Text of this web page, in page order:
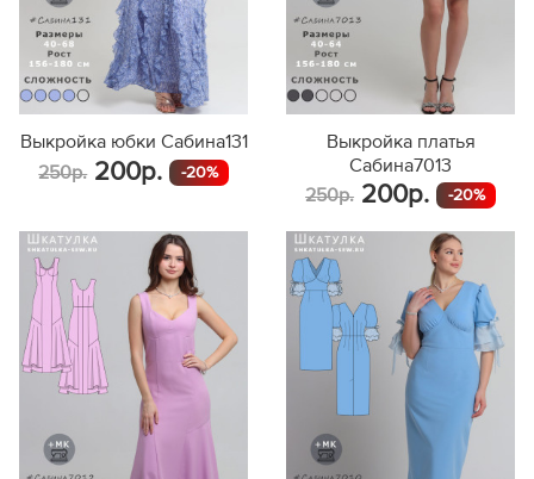
Выкройка юбки Сабина131
250р. 200р. -20%
Выкройка платья
Сабина7013
250р. 200р. -20%